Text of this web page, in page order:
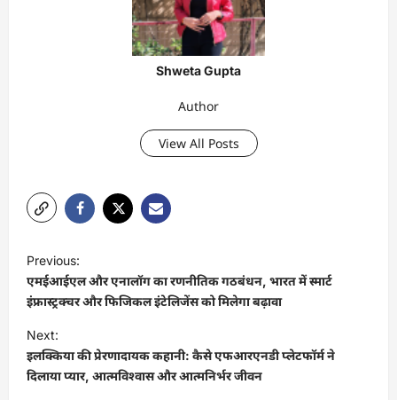
Shweta Gupta
Author
View All Posts
P
o
s
t
n
a
Previous:
एमईआईएल और एनालॉग का रणनीतिक गठबंधन, भारत में स्मार्ट
इंफ्रास्ट्रक्चर और फिजिकल इंटेलिजेंस को मिलेगा बढ़ावा
Next:
इलक्किया की प्रेरणादायक कहानी: कैसे एफआरएनडी प्लेटफॉर्म ने
दिलाया प्यार, आत्मविश्वास और आत्मनिर्भर जीवन